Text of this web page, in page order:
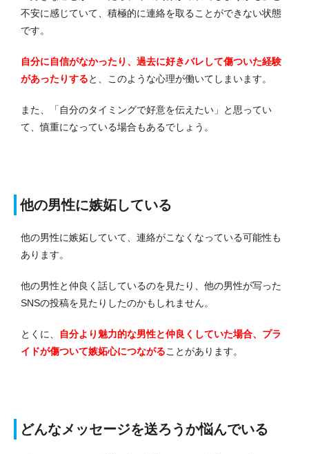
不安に感じていて、積極的に連絡を取ることができない状態
です。
自分に自信がなかったり、過去に好きバレして傷ついた経験
があったりすると、このような心理が働いてしまいます。
また、「自分のタイミングで好意を伝えたい」と思ってい
て、慎重になっている場合もあるでしょう。
他の男性に嫉妬している
他の男性に嫉妬していて、連絡がこなくなっている可能性も
あります。
他の男性と仲良く話しているのを見たり、他の男性が写った
SNSの投稿を見たりしたのかもしれません。
とくに、
自分より魅力的な男性と仲良くしていた場合、プラ
イドが傷ついて嫉妬心につながることがあります。
どんなメッセージを送ろうか悩んでいる